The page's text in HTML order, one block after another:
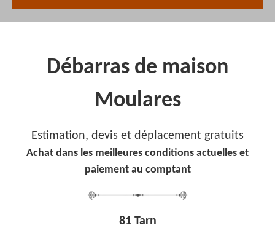
Débarras de maison
Moulares
Estimation, devis et déplacement gratuits
Achat dans les meilleures conditions actuelles et
paiement au comptant
81 Tarn